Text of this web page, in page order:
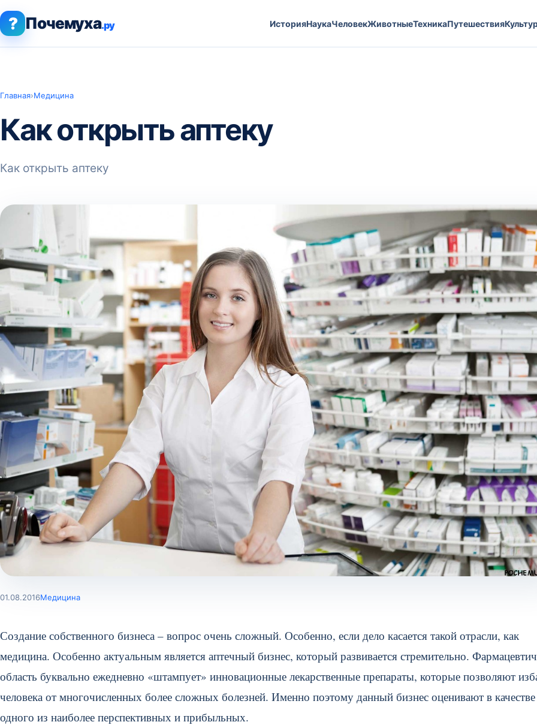
? Почемуха.ру ИсторияНаукаЧеловекЖивотныеТехникаПутешествия
Главная›Медицина
Как открыть аптеку
Как открыть аптеку
01.08.2016Медицина
Создание собственного бизнеса – вопрос очень сложный. Особенно, если дело касается такой отрасли, как
медицина. Особенно актуальным является аптечный бизнес, который развивается стремительно.
область буквально ежедневно «штампует» инновационные лекарственные препараты, которые позволяют
человека от многочисленных более сложных болезней. Именно поэтому данный бизнес оценивают в качестве
одного из наиболее перспективных и прибыльных.